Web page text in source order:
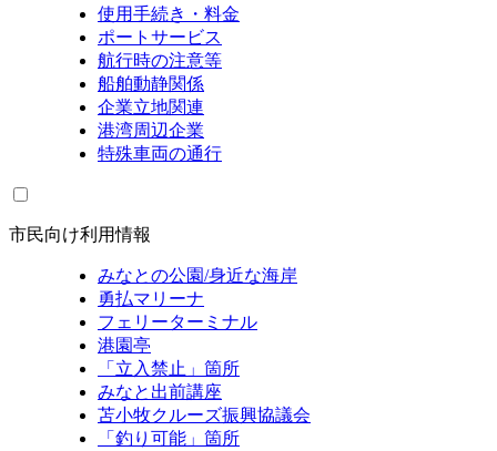
使用手続き・料金
ポートサービス
航行時の注意等
船舶動静関係
企業立地関連
港湾周辺企業
特殊車両の通行
市民向け利用情報
みなとの公園/身近な海岸
勇払マリーナ
フェリーターミナル
港園亭
「立入禁止」箇所
みなと出前講座
苫小牧クルーズ振興協議会
「釣り可能」箇所